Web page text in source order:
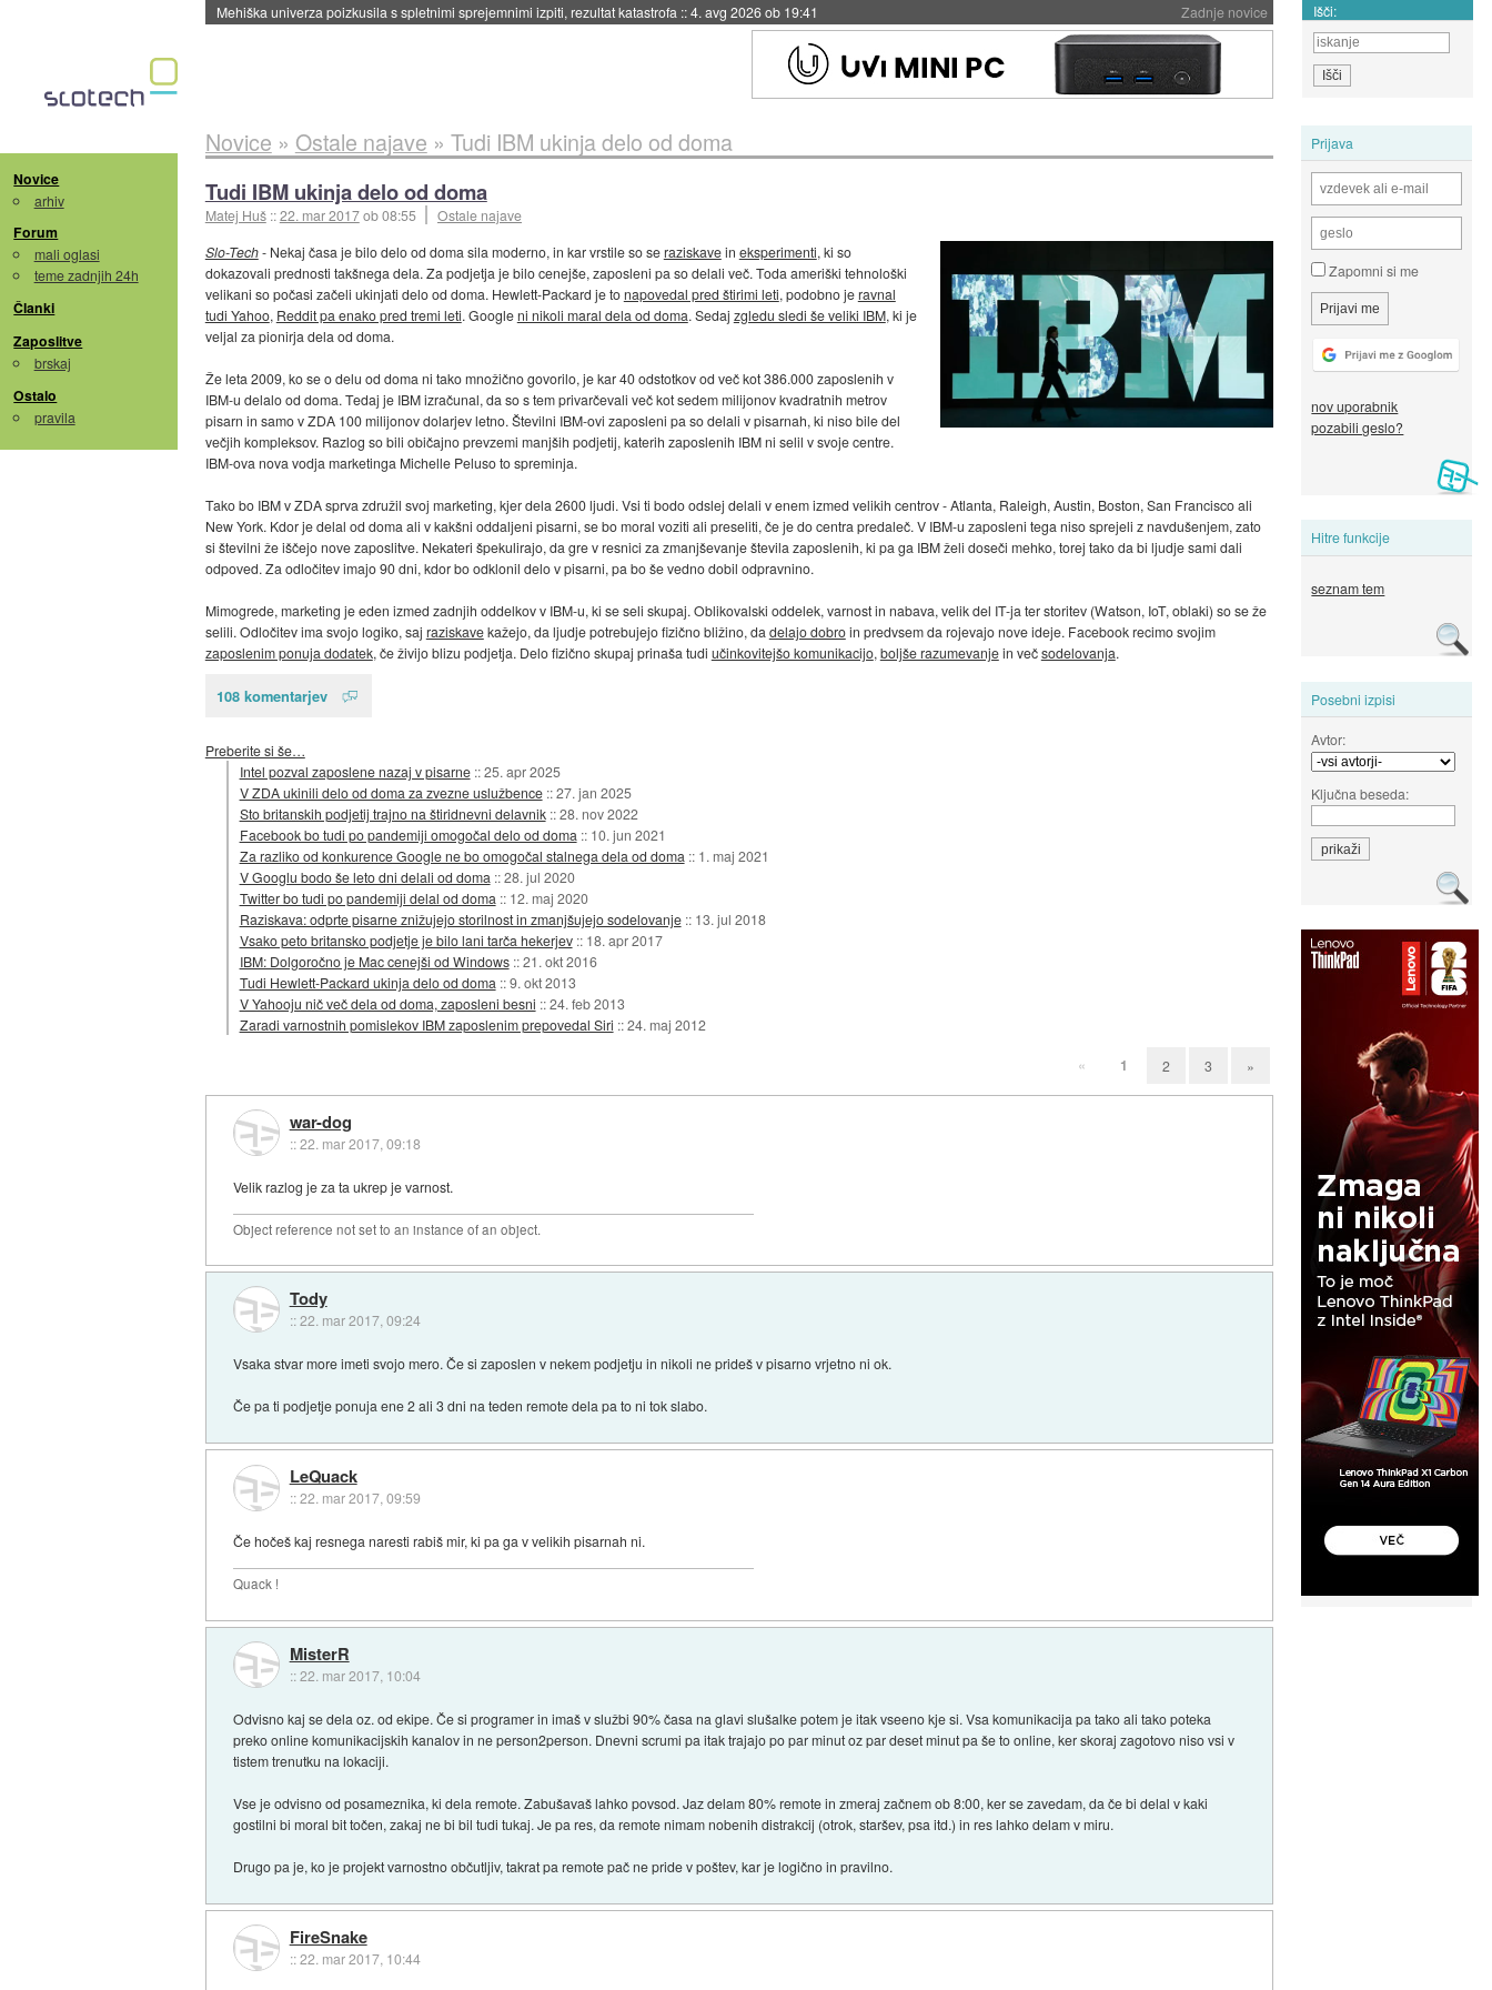
Zadnje novice
Mehiška univerza poizkusila s spletnimi sprejemnimi izpiti, rezultat katastrofa ::4. avg 2026 ob 19:41 Išči:
Novice
arhiv
Forum
mali oglasi
teme zadnjih 24h
Članki
Zaposlitve
brskaj
Ostalo
pravila
Prijava
Zapomni si me
nov uporabnik
pozabili geslo?
Hitre funkcije
seznam tem
Posebni izpisi
Avtor:
Ključna beseda:
Novice » Ostale najave » Tudi IBM ukinja delo od doma
Tudi IBM ukinja delo od doma
Matej Huš ::22. mar 2017ob 08:55
Ostale najave
Slo-Tech- Nekaj časa je bilo delo od doma sila moderno, in kar vrstile so seraziskavein eksperimenti, ki so
dokazovali prednosti takšnega dela. Za podjetja je bilo cenejše, zaposleni pa so delali več. Toda ameriški tehnološki
velikani so počasi začeli ukinjati delo od doma. Hewlett-Packard je tonapovedal pred štirimi leti, podobno jeravnal
tudi Yahoo, Reddit pa enako pred tremi leti. Googleni nikoli maral dela od doma. Sedaj zgledu sledi še veliki IBM, ki je
veljal za pionirja dela od doma.
Že leta 2009, ko se o delu od doma ni tako množično govorilo, je kar 40 odstotkov od več kot 386.000 zaposlenih v
IBM-u delalo od doma. Tedaj je IBM izračunal, da so s tem privarčevali več kot sedem milijonov kvadratnih metrov
pisarn in samo v ZDA 100 milijonov dolarjev letno. Številni IBM-ovi zaposleni pa so delali v pisarnah, ki niso bile del
večjih kompleksov. Razlog so bili običajno prevzemi manjših podjetij, katerih zaposlenih IBM ni selil v svoje centre.
IBM-ova nova vodja marketinga Michelle Peluso to spreminja.
Tako bo IBM v ZDA sprva združil svoj marketing, kjer dela 2600 ljudi. Vsi ti bodo odslej delali v enem izmed velikih centrov - Atlanta, Raleigh, Austin, Boston, San Francisco ali
New York. Kdor je delal od doma ali v kakšni oddaljeni pisarni, se bo moral voziti ali preseliti, če je do centra predaleč. V IBM-u zaposleni tega niso sprejeli z navdušenjem, zato
si številni že iščejo nove zaposlitve. Nekateri špekulirajo, da gre v resnici za zmanjševanje števila zaposlenih, ki pa ga IBM želi doseči mehko, torej tako da bi ljudje sami dali
odpoved. Za odločitev imajo 90 dni, kdor bo odklonil delo v pisarni, pa bo še vedno dobil odpravnino.
Mimogrede, marketing je eden izmed zadnjih oddelkov v IBM-u, ki se seli skupaj. Oblikovalski oddelek, varnost in nabava, velik del IT-ja ter storitev (Watson, IoT, oblaki) so se že
selili. Odločitev ima svojo logiko, saj raziskavekažejo, da ljudje potrebujejo fizično bližino, da delajo dobroin predvsem da rojevajo nove ideje. Facebook recimo svojim
zaposlenim ponuja dodatek, če živijo blizu podjetja. Delo fizično skupaj prinaša tudi učinkovitejšo komunikacijo, boljše razumevanjein večsodelovanja.
108 komentarjev
Preberite si še…
Intel pozval zaposlene nazaj v pisarne ::25. apr 2025
V ZDA ukinili delo od doma za zvezne uslužbence ::27. jan 2025
Sto britanskih podjetij trajno na štiridnevni delavnik ::28. nov 2022
Facebook bo tudi po pandemiji omogočal delo od doma :: 10. jun 2021
Za razliko od konkurence Google ne bo omogočal stalnega dela od doma :: 1. maj 2021
V Googlu bodo še leto dni delali od doma ::28. jul 2020
Twitter bo tudi po pandemiji delal od doma :: 12. maj 2020
Raziskava: odprte pisarne znižujejo storilnost in zmanjšujejo sodelovanje :: 13. jul 2018
Vsako peto britansko podjetje je bilo lani tarča hekerjev :: 18. apr 2017
IBM: Dolgoročno je Mac cenejši od Windows ::21. okt 2016
Tudi Hewlett-Packard ukinja delo od doma ::9. okt 2013
V Yahooju nič več dela od doma, zaposleni besni ::24. feb 2013
Zaradi varnostnih pomislekov IBM zaposlenim prepovedal Siri ::24. maj 2012
« 1 2 3 »
war-dog
::22. mar 2017, 09:18
Velik razlog je za ta ukrep je varnost.
Object reference not set to an instance of an object.
Tody
::22. mar 2017, 09:24
Vsaka stvar more imeti svojo mero. Če si zaposlen v nekem podjetju in nikoli ne prideš v pisarno vrjetno ni ok.
Če pa ti podjetje ponuja ene 2 ali 3 dni na teden remote dela pa to ni tok slabo.
LeQuack
::22. mar 2017, 09:59
Če hočeš kaj resnega naresti rabiš mir, ki pa ga v velikih pisarnah ni.
Quack !
MisterR
::22. mar 2017, 10:04
Odvisno kaj se dela oz. od ekipe. Če si programer in imaš v službi 90% časa na glavi slušalke potem je itak vseeno kje si. Vsa komunikacija pa tako ali tako poteka
preko online komunikacijskih kanalov in ne person2person. Dnevni scrumi pa itak trajajo po par minut oz par deset minut pa še to online, ker skoraj zagotovo niso vsi v
tistem trenutku na lokaciji.
Vse je odvisno od posameznika, ki dela remote. Zabušavaš lahko povsod. Jaz delam 80% remote in zmeraj začnem ob 8:00, ker se zavedam, da če bi delal v kaki
gostilni bi moral bit točen, zakaj ne bi bil tudi tukaj. Je pa res, da remote nimam nobenih distrakcij (otrok, staršev, psa itd.) in res lahko delam v miru.
Drugo pa je, ko je projekt varnostno občutljiv, takrat pa remote pač ne pride v poštev, kar je logično in pravilno.
FireSnake
::22. mar 2017, 10:44